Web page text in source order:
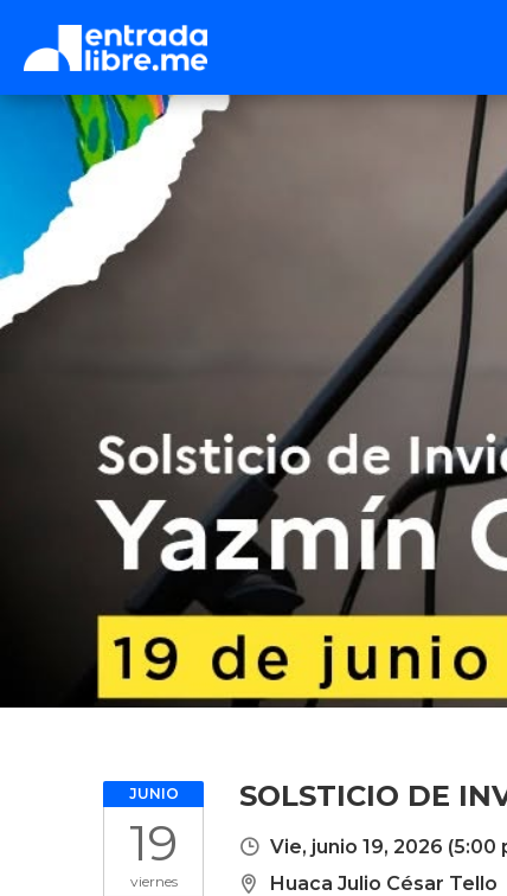
JUNIO
19
viernes
SOLSTICIO DE
Vie, junio 19, 2026 (5:00
Huaca Julio César Tello